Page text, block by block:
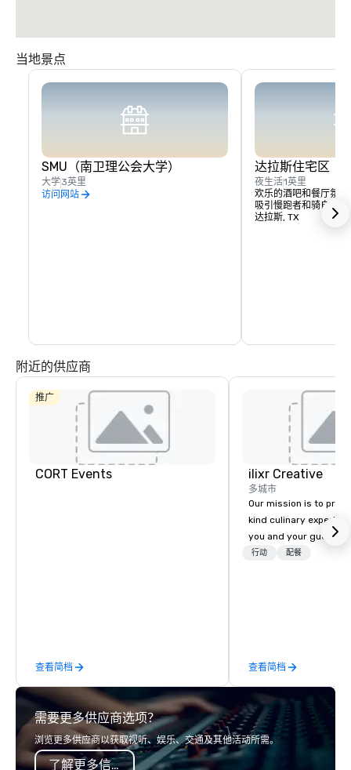
当地景点
SMU（南卫理公会大学）
大学3英里
访问网站
达拉斯住宅区
夜生活1英里
欢乐的酒吧和餐厅氛
吸引慢跑者和骑自行车
达拉斯, TX
附近的供应商
推广
CORT Events
查看简档
ilixr Creative
多城市
Our mission is to
kind culinary
you and your guests
memories and
catering industry.
行动 配餐
查看简档
需要更多供应商选项？
浏览更多供应商以获取视听、娱乐、交通及其他活动所需。
了解更多信息